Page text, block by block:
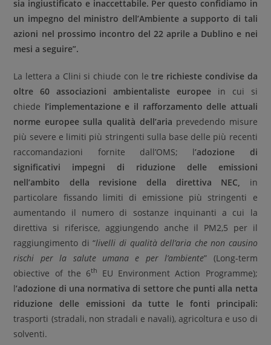
sia ingiustificato e inaccettabile. Per questo confidiamo in
un impegno del ministro dell’Ambiente a supporto di tali
azioni nel prossimo incontro del 22 aprile a Dublino e nei
mesi a seguire”.
La lettera a Clini si chiude con letre richieste condivise da
oltre 60 associazioni ambientaliste europeein cui si
chiede l’implementazione e il rafforzamento delle attuali
norme europee sulla qualità dell’aria prevedendo misure
più severe e limiti più stringenti sulla base delle più recenti
raccomandazioni fornite dall’OMS; l’adozione di
significativi impegni di riduzione delle emissioni
nell’ambito della revisione della direttiva NEC, in
particolare fissando limiti di emissione più stringenti e
aumentando il numero di sostanze inquinanti a cui la
direttiva si riferisce, aggiungendo anche il PM2,5 per il
raggiungimento di “livelli di qualità dell’aria che non causino
rischi per la salute umana e per l’ambiente” (Long-term
obiective of the 6th
EU Environment Action Programme);
l’adozione di una normativa di settore che punti alla netta
riduzione delle emissioni da tutte le fonti principali:
trasporti (stradali, non stradali e navali), agricoltura e uso di
solventi.